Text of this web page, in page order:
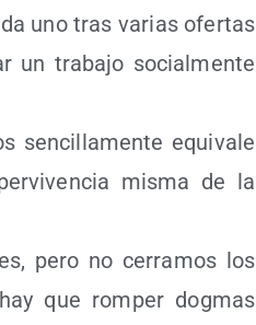
uno tras varias ofer­tas
un tra­ba­jo social­men­te
sen­ci­lla­men­te equi­va­le
mis­ma de la
pero no cerra­mos los
que rom­per dog­mas